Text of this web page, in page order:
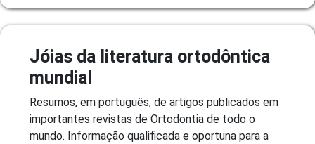
Jóias da literatura ortodôntica
mundial
Resumos, em português, de artigos publicados em
importantes revistas de Ortodontia de todo o
mundo. Informação qualificada e oportuna para a